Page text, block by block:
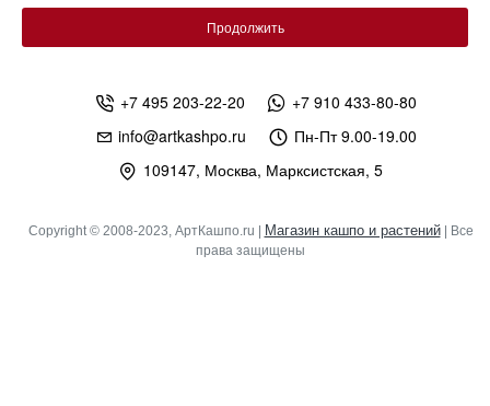
Продолжить
+7 495 203-22-20
+7 910 433-80-80
info@artkashpo.ru
Пн-Пт 9.00-19.00
109147, Москва, Марксистская, 5
Copyright © 2008-2023, АртКашпо.ru | Магазин кашпо и растений| Все
права защищены